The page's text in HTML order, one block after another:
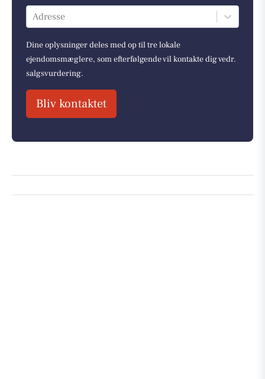
Adresse
Dine oplysninger deles med op til tre lokale
ejendomsmæglere, som efterfølgende vil kontakte dig vedr.
salgsvurdering.
Bliv kontaktet